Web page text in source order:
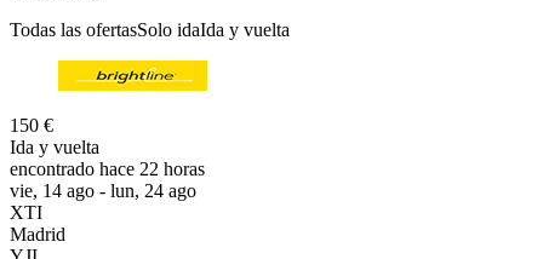
Todas las ofertasSolo idaIda y vuelta
150 €
Ida y vuelta
encontrado hace 22 horas
vie, 14 ago - lun, 24 ago
XTI
Madrid